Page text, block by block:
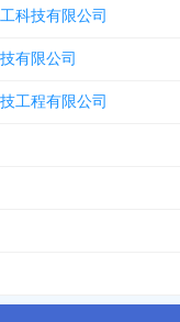
科技有限公司
有限公司
工程有限公司